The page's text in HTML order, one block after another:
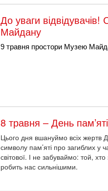
До уваги
Майдану
9 травня простори Музею
8 травня – День
Цього дня вшануймо всіх жертв
символу пам’яті про загиблих у
світової. І не забуваймо: той,
робить нас сильнішими.